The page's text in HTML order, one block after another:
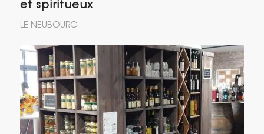
et spiritueux
LE NEUBOURG